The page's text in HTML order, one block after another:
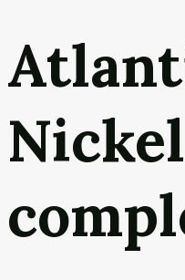
Nickel